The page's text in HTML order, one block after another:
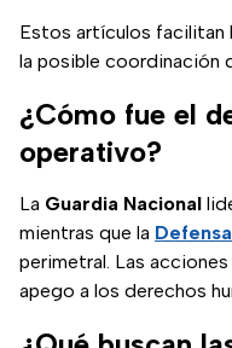
Estos artículos facilitan
la posible coordinación
¿Cómo fue el
operativo?
La Guardia Nacional
mientras que la
perimetral. Las
apego a los derechos